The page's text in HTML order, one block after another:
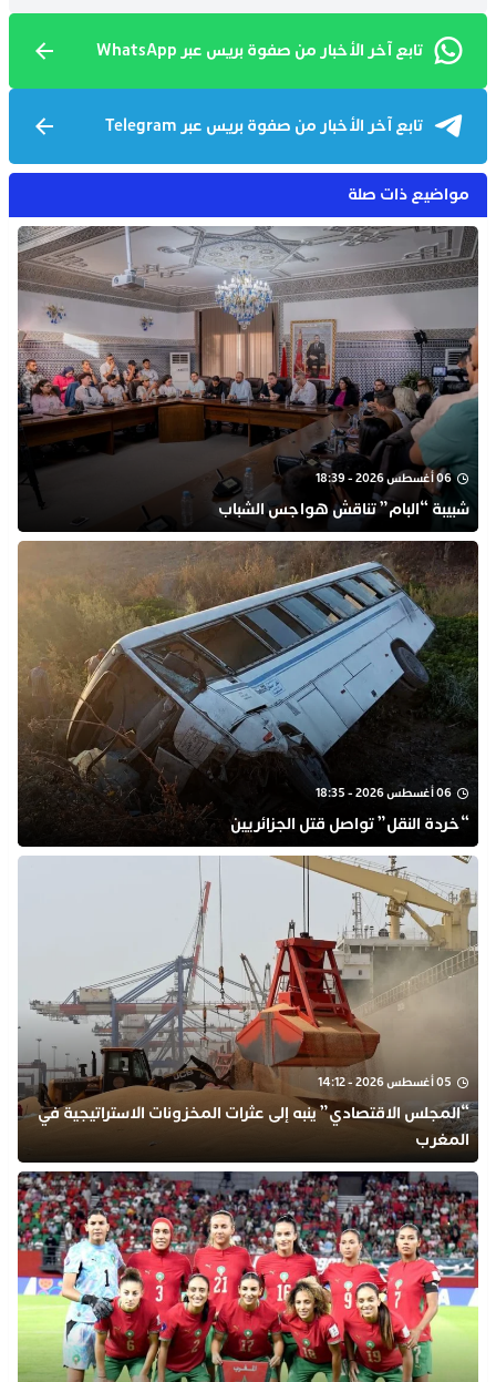
تابع آخر الأخبار من صفوة بريس عبر WhatsApp
تابع آخر الأخبار من صفوة بريس عبر Telegram
مواضيع ذات صلة
06 أغسطس 2026 - 18:39
شبيبة “البام” تناقش هواجس الشباب
06 أغسطس 2026 - 18:35
“خردة النقل” تواصل قتل الجزائريين
05 أغسطس 2026 - 14:12
“المجلس الاقتصادي” ينبه إلى عثرات المخزونات الاستراتيجية في
المغرب